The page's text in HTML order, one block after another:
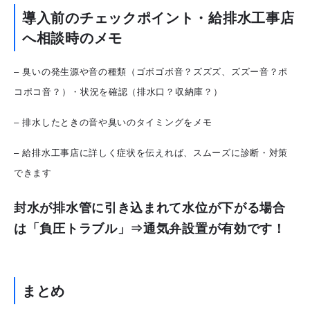
導入前のチェックポイント・給排水工事店
へ相談時のメモ
– 臭いの発生源や音の種類（ゴボゴボ音？ズズズ、ズズー音？ポ
コポコ音？）・状況を確認（排水口？収納庫？）
– 排水したときの音や臭いのタイミングをメモ
– 給排水工事店に詳しく症状を伝えれば、スムーズに診断・対策
できます
封水が排水管に引き込まれて水位が下がる場合
は「負圧トラブル」⇒通気弁設置が有効です！
まとめ